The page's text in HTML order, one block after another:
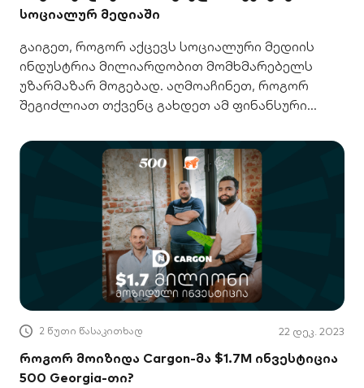
სოციალურ მედიაში
გაიგეთ, როგორ აქცევს სოციალური მედიის
ინდუსტრია მილიარდობით მომხმარებელს
უზარმაზარ მოგებად. აღმოაჩინეთ, როგორ
შეგიძლიათ თქვენც გახდეთ ამ ფინანსური
2 წუთი წასაკითხად 22 დეკ. 2023
როგორ მოიზიდა Cargon-მა $1.7M ინვესტიცია
500 Georgia-თი?